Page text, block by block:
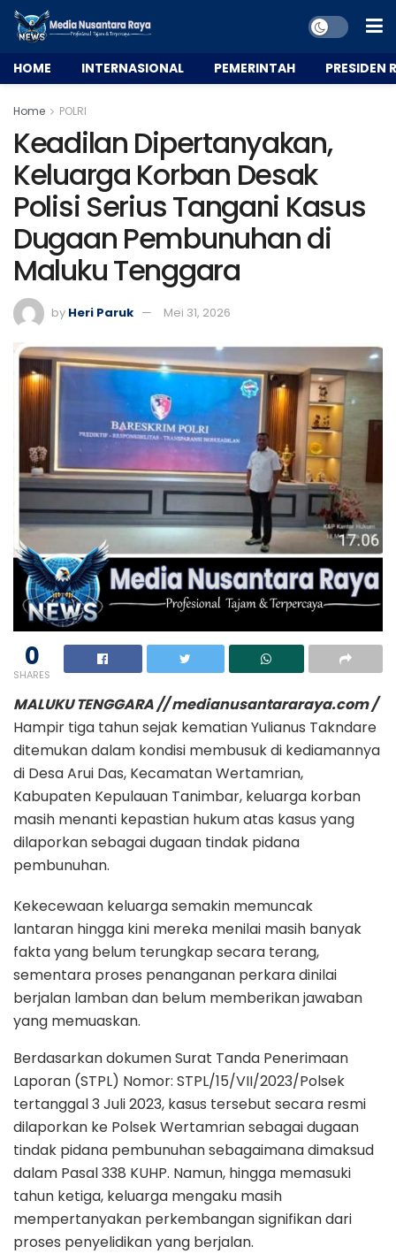
HOME INTERNASIONAL PEMERINTAH PRESIDEN
Home POLRI
Keadilan Dipertanyakan,
Keluarga Korban Desak
Polisi Serius Tangani Kasus
Dugaan Pembunuhan di
Maluku Tenggara
by Heri Paruk Mei 31, 2026
0
SHARES
MALUKU TENGGARA // medianusantararaya.com /
Hampir tiga tahun sejak kematian Yulianus Takndare
ditemukan dalam kondisi membusuk di kediamannya
di Desa Arui Das, Kecamatan Wertamrian,
Kabupaten Kepulauan Tanimbar, keluarga korban
masih menanti kepastian hukum atas kasus yang
dilaporkan sebagai dugaan tindak pidana
pembunuhan.
Kekecewaan keluarga semakin memuncak
lantaran hingga kini mereka menilai masih banyak
fakta yang belum terungkap secara terang,
sementara proses penanganan perkara dinilai
berjalan lamban dan belum memberikan jawaban
yang memuaskan.
Berdasarkan dokumen Surat Tanda Penerimaan
Laporan (STPL) Nomor: STPL/15/VII/2023/Polsek
tertanggal 3 Juli 2023, kasus tersebut secara resmi
dilaporkan ke Polsek Wertamrian sebagai dugaan
tindak pidana pembunuhan sebagaimana dimaksud
dalam Pasal 338 KUHP. Namun, hingga memasuki
tahun ketiga, keluarga mengaku masih
mempertanyakan perkembangan signifikan dari
proses penyelidikan yang berjalan.